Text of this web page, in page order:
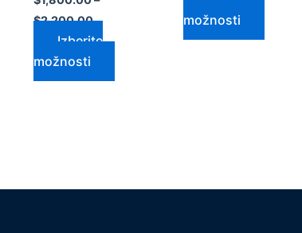
$2,200.00
Izberite
možnosti
možnosti